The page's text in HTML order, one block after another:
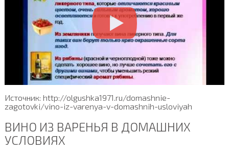
Источник: http://olgushka1971.ru/domashnie-
zagotovki/vino-iz-varenya-v-domashnih-usloviyah
ВИНО ИЗ ВАРЕНЬЯ В ДОМАШНИХ
УСЛОВИЯХ